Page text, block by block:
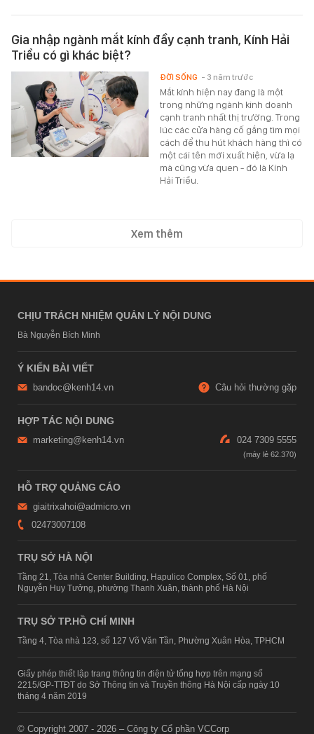
Gia nhập ngành mắt kính đầy cạnh tranh, Kính Hải
Triều có gì khác biệt?
Mắt kính hiện nay đang là một
trong những ngành kinh doanh
cạnh tranh nhất thị trường. Trong
lúc các cửa hàng cố gắng tìm mọi
cách để thu hút khách hàng thì có
một cái tên mới xuất hiện, vừa lạ
mà cũng vừa quen - đó là Kính
Hải Triều.
ĐỜI SỐNG - 3 năm trước
Xem thêm
CHỊU TRÁCH NHIỆM QUẢN LÝ NỘI DUNG
Bà Nguyễn Bích Minh
Ý KIẾN BÀI VIẾT
bandoc@kenh14.vn Câu hỏi thường gặp
HỢP TÁC NỘI DUNG
marketing@kenh14.vn 024 7309 5555
HỖ TRỢ QUẢNG CÁO
giaitrixahoi@admicro.vn
02473007108
TRỤ SỞ HÀ NỘI
Tầng 21, Tòa nhà Center Building, Hapulico Complex, Số 01, phố
Nguyễn Huy Tưởng, phường Thanh Xuân, thành phố Hà Nội
TRỤ SỞ TP.HỒ CHÍ MINH
Tầng 4, Tòa nhà 123, số 127 Võ Văn Tần, Phường Xuân Hòa, TPHCM
Giấy phép thiết lập trang thông tin điện tử tổng hợp trên mạng số
2215/GP-TTĐT do Sở Thông tin và Truyền thông Hà Nội cấp ngày 10
tháng 4 năm 2019
© Copyright 2007 - 2026 – Công ty Cổ phần VCCorp